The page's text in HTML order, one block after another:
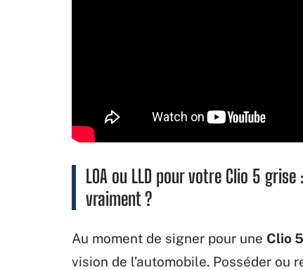
LOA ou LLD pour votre Clio 5
vraiment ?
Au moment de signer pour une Clio
vision de l’automobile. Posséder ou